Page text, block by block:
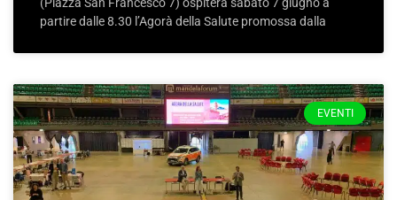
partire dalle 8.30 l’Agorà della Salute promossa dalla
EVENTI